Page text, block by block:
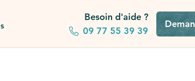
Besoin d'aide ?
09 77 55 39 39